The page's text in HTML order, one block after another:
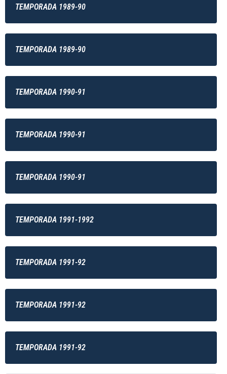
TEMPORADA 1989-90
TEMPORADA 1989-90
TEMPORADA 1990-91
TEMPORADA 1990-91
TEMPORADA 1990-91
TEMPORADA 1991-1992
TEMPORADA 1991-92
TEMPORADA 1991-92
TEMPORADA 1991-92